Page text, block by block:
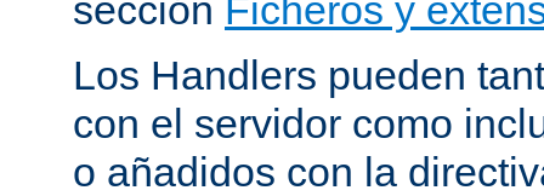
sección Ficheros y
Los Handlers pueden
con el servidor como
o añadidos con la